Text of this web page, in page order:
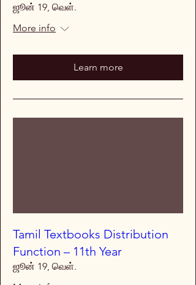
ஜூன் 19, வெள்.
More info
Learn more
Tamil Textbooks Distribution
Function – 11th Year
ஜூன் 19, வெள்.